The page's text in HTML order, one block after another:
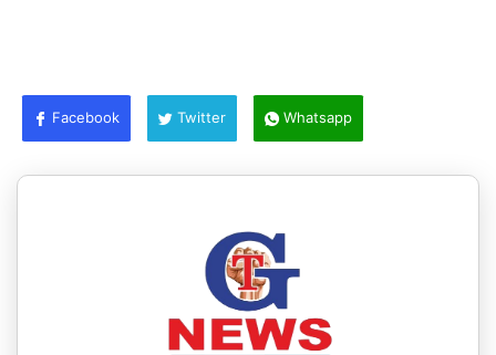
Facebook Twitter Whatsapp